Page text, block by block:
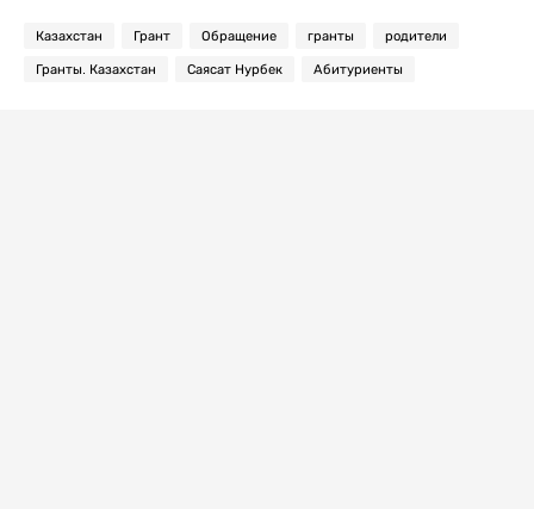
Казахстан Грант Обращение гранты родители
Гранты. Казахстан Саясат Нурбек Абитуриенты